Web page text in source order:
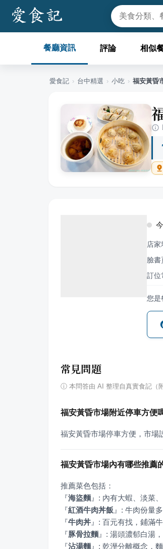
餐廳資訊 評論 相似
愛食記 › 台中精選 › 小吃 › 福安黃昏
店家
臉書
訂位
您是
常見問題
ⓘ 本問答由 AI 整理自真實食記（
福安黃昏市場附近停車方便
福安黃昏市場停車方便，市場
福安黃昏市場內有哪些推薦
『海盜麵 』
『紅酒牛肉丼飯 』
『牛肉丼 』
『豚骨拉麵 』
『沾湯麵 』 : 乾溼分離概念，